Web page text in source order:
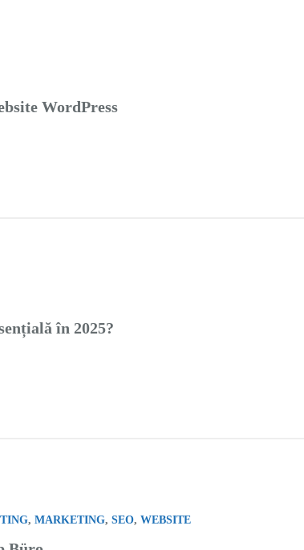
WordPress
în 2025?
, MARKETING, SEO, WEBSITE